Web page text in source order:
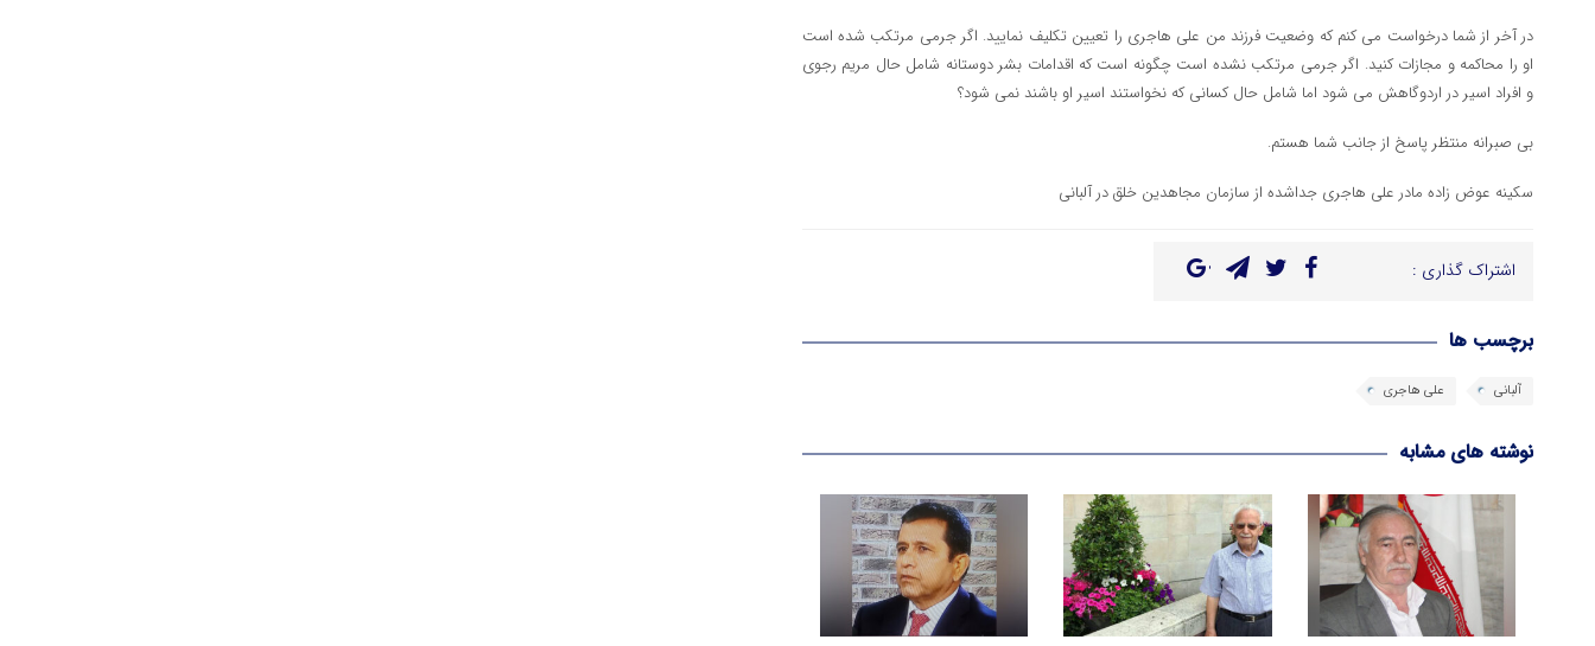
در آخر از شما درخواست می کنم که وضعیت فرزند من علی هاجری را تعیین تکلیف نمایید. اگر جرمی مرتکب شده است
او را محاکمه و مجازات کنید. اگر جرمی مرتکب نشده است چگونه است که اقدامات بشر دوستانه شامل حال مریم رجوی
و افراد اسیر در اردوگاهش می شود اما شامل حال کسانی که نخواستند اسیر او باشند نمی شود؟
بی صبرانه منتظر پاسخ از جانب شما هستم.
سکینه عوض زاده مادر علی هاجری جداشده از سازمان مجاهدین خلق در آلبانی
اشتراک گذاری :
برچسب ها
آلبانی علی هاجری
نوشته های مشابه